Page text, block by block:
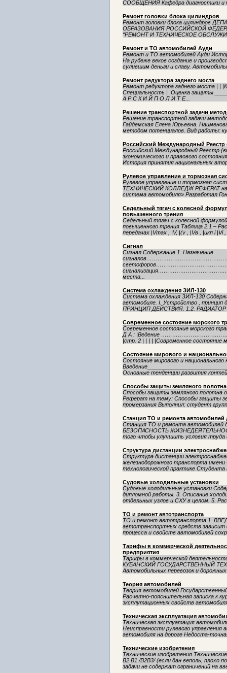
СООБЩЕНИЯ Кафедра диагностики и
Ремонт головки блока цилиндров
Ремонт головки блока цилиндров
ОБРАЗОВАНИЯ РОССИЙСКОЙ
“РЕМОНТ И ТЕХНИЧЕСКОЕ
Ремонт и ТО автомобилей Ауди
Ремонт и ТО автомобилей Ауди
На рубеже веков создание и
сулившим деньги и славу.
Ремонт редуктора заднего моста
Ремонт редуктора заднего моста |
Специальность | |Оценка защиты
А Р С К И Й П О Л И Т Е...
Решение транспортной задачи
Решение транспортной задачи
Гайдемская Елена Юрьевна.
методом потенциалов. Вид работы:
Российский Международный Реестр
Российский Международный Реестр
экономического и правового
История принятия национальных
Рулевое управление и тормозная
Рулевое управление и тормозная
ТЕХНИЧЕСКИЙ КОЛЛЕДЖ РЕФЕРАТ на
система автомобиля» Разработал
Седельный тягач с колесной
повышенного трения
Седельный тягач с колесной
повышенного трения Таблица 2.1 –
передачах |Vmax , |V, |(v , |Vв , |uкп i |Vi
Сигнал
Сигнал Содержание 1. Назначение
места...
Система охлаждения ЗИЛ-130
Система охлаждения ЗИЛ-130
автомобиле. I. Устройство , принцип
ПРИНЦИП ДЕЙСТВИЯ. 1.2.
Современное состояние морского
Современное состояние морского
Д А : |Ведение
|стр. 2 | | | | |Современное
Состояние мирового и
Состояние мирового и
Основные тенденции развития
Способы защиты земляного
Способы защиты земляного полотна
Реферат на тему: Способы защиты
промерзания Выполнил: студент
Станция ТО и ремонта автомобилей
Станция ТО и ремонта автомобилей
БЕЗОПАСНОСТЬ
того чтобы улучшить условия
Структура дистанции
Структура дистанции
железнодорожного транспорта
технологической практике
Судовые холодильные установки
Судовые холодильные установки
дипломной работы. 3. Описание
отдельных узлов и СХУ в целом. 5.
ТО и ремонт автотранспорта
ТО и ремонт автотранспорта 1.
автотранспортных средств зависит
процесса и свойств автомобилей
Тарифы в коммерческой
предприятия
Тарифы в коммерческой
КУБАНСКИЙ ГОСУДАРСТВЕННЫЙ
Автомобильных перевозок и
Теория автомобилей
Теория автомобилей
Расчетно-пояснительная записка к
эксплутационных свойств
Техническая эксплуатация
Техническая эксплуатация
Неисправности рулевого
автомобиля на дороге Недоста-
Технические изобретения
Технические изобретения
В2 В1 /В2В3/ (если дан веполь, плохо
задачи не содержат ограничений на